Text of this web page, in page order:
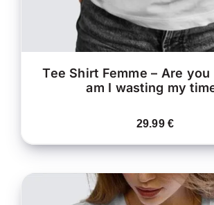
LA
DU
Tee Shirt Femme – Are
am I wasting my
29.99€